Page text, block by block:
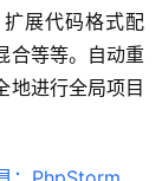
展代码格式配
合等等。自动重
地进行全局项目